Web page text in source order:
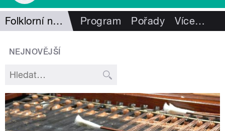
Folklorní notování Program Pořady Více…
NEJNOVĚJŠÍ